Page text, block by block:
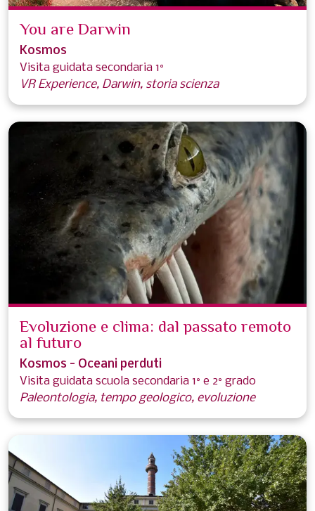
You are Darwin
Kosmos
Visita guidata secondaria 1°
VR Experience, Darwin, storia scienza
Evoluzione e clima: dal passato remoto
al futuro
Kosmos - Oceani perduti
Visita guidata scuola secondaria 1° e 2° grado
Paleontologia, tempo geologico, evoluzione